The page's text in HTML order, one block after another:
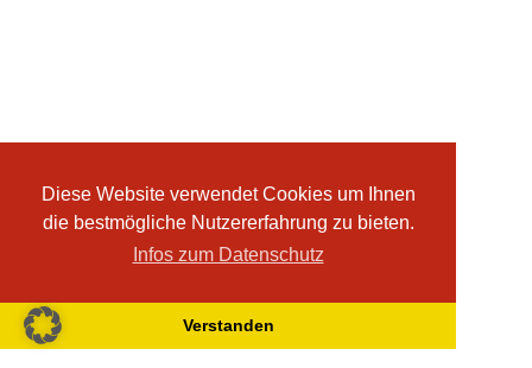
Diese Website verwendet Cookies um Ihnen
die bestmögliche Nutzererfahrung zu bieten.
Infos zum Datenschutz
Verstanden